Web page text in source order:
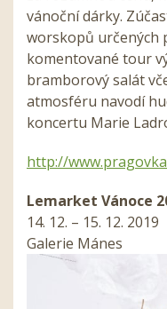
vánoční dárky.
worskopů určených
komentované tour
bramborový salát
atmosféru navodí
koncertu Marie
http://
Lemarket Vánoce
14. 12. – 15. 12. 2019
Galerie Mánes